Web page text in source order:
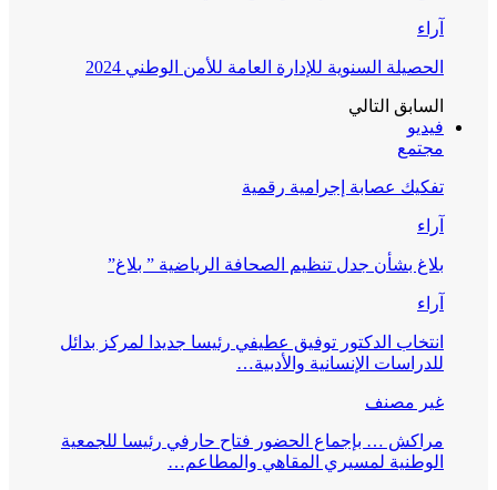
آراء
الحصيلة السنوية للإدارة العامة للأمن الوطني 2024
السابق التالي
فيديو
مجتمع
تفكيك عصابة إجرامية رقمية
آراء
بلاغ بشأن جدل تنظيم الصحافة الرياضية ” بلاغ”
آراء
انتخاب الدكتور توفيق عطيفي رئيسا جديدا لمركز بدائل
للدراسات الإنسانية والأدبية…
غير مصنف
مراكش … بإجماع الحضور فتاح حارفي رئيسا للجمعية
الوطنية لمسيري المقاهي والمطاعم…